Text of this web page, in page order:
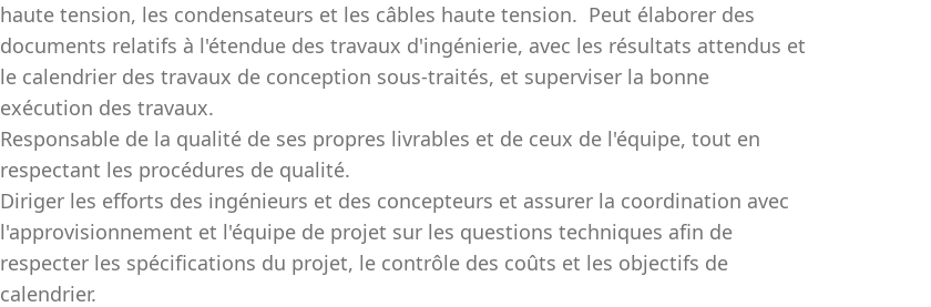
haute tension, les condensateurs et les câbles haute tension. Peut élaborer des
documents relatifs à l'étendue des travaux d'ingénierie, avec les résultats attendus et
le calendrier des travaux de conception sous-traités, et superviser la bonne
exécution des travaux.
Responsable de la qualité de ses propres livrables et de ceux de l'équipe, tout en
respectant les procédures de qualité.
Diriger les efforts des ingénieurs et des concepteurs et assurer la coordination avec
l'approvisionnement et l'équipe de projet sur les questions techniques afin de
respecter les spécifications du projet, le contrôle des coûts et les objectifs de
calendrier.